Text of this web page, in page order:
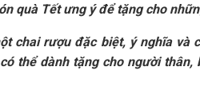
quà Tết ưng ý để tặng cho
chai rượu đặc biệt, ý nghĩa
thể dành tặng cho người